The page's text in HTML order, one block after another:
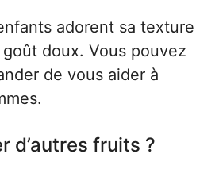
adorent sa texture
doux. Vous pouvez
de vous aider à
d’autres fruits ?